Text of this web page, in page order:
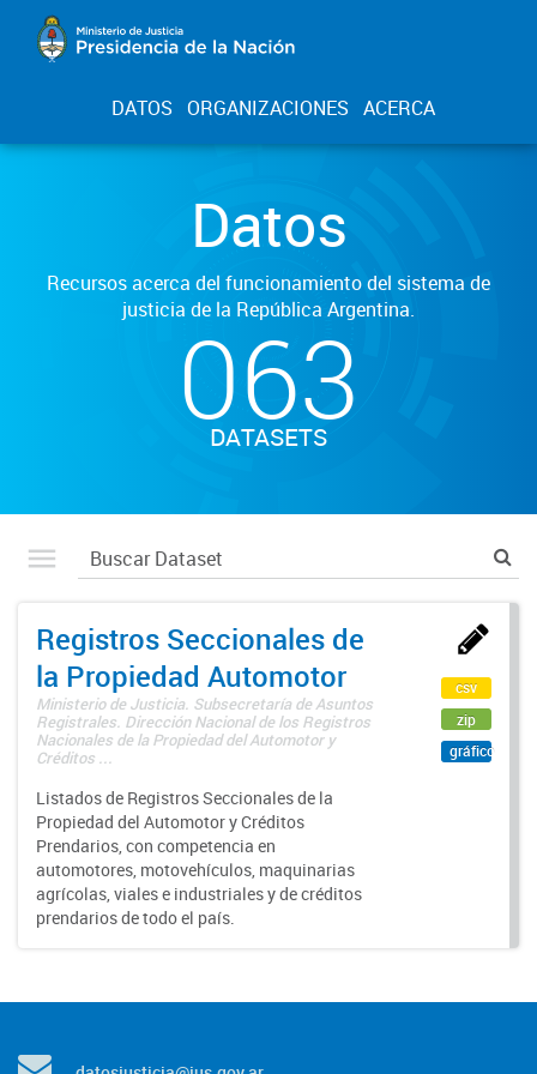
DATOS ORGANIZACIONES ACERCA
Datos
Recursos acerca del funcionamiento del sistema de
justicia de la República Argentina.
063
DATASETS
Registros Seccionales de
la Propiedad Automotor
Ministerio de Justicia. Subsecretaría de Asuntos
Registrales. Dirección Nacional de los Registros
Nacionales de la Propiedad del Automotor y
Créditos ...
Listados de Registros Seccionales de la
Propiedad del Automotor y Créditos
Prendarios, con competencia en
automotores, motovehículos, maquinarias
agrícolas, viales e industriales y de créditos
prendarios de todo el país.
csv
zip
gráfico